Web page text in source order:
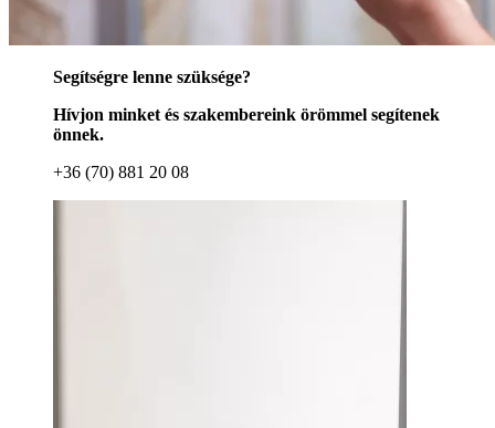
Segítségre lenne szüksége?
Hívjon minket és szakembereink örömmel segítenek
önnek.
+36 (70) 881 20 08